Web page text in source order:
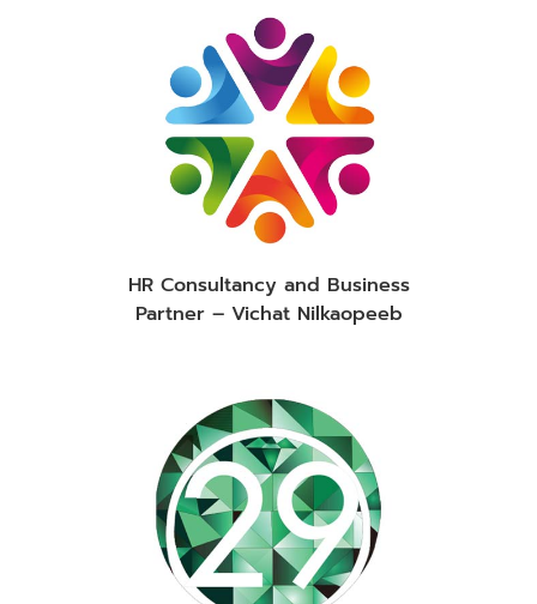
HR Consultancy and Business
Partner – Vichat Nilkaopeeb